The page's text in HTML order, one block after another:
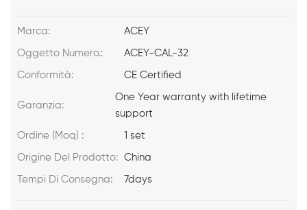
Marca: ACEY
Oggetto Numero.: ACEY-CAL-32
Conformità: CE Certified
Garanzia:
One Year warranty with lifetime
support
Ordine (Moq) : 1 set
Origine Del Prodotto: China
Tempi Di Consegna: 7days